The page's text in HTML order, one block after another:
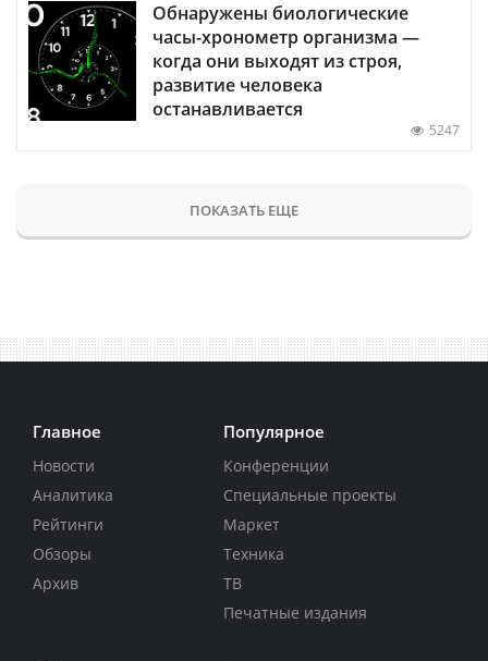
Обнаружены биологические
часы-хронометр организма —
когда они выходят из строя,
развитие человека
останавливается
5247
ПОКАЗАТЬ ЕЩЕ
Главное
Новости
Аналитика
Рейтинги
Обзоры
Архив
Популярное
Конференции
Специальные проекты
Маркет
Техника
ТВ
Печатные издания